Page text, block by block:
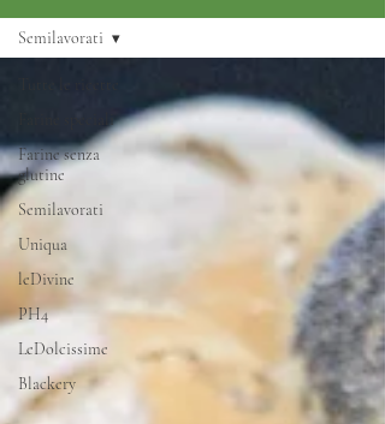
Farine speciali
Farine senza
glutine
Semilavorati
Uniqua
leDivine
PH4
LeDolcissime
Blackery
Semilavorati